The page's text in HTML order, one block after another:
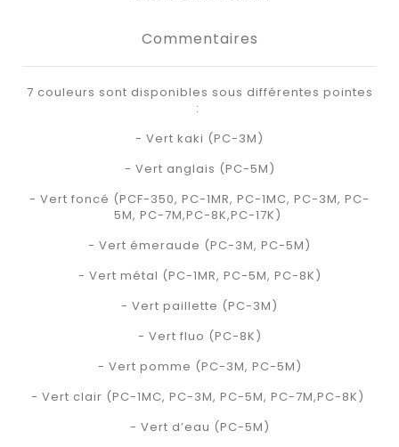
Commentaires
7 couleurs sont disponibles sous différentes pointes
:
- Vert kaki (PC-3M)
- Vert anglais (PC-5M)
- Vert foncé (PCF-350, PC-1MR, PC-1MC, PC-3M, PC-
5M, PC-7M,PC-8K,PC-17K)
- Vert émeraude (PC-3M, PC-5M)
- Vert métal (PC-1MR, PC-5M, PC-8K)
- Vert paillette (PC-3M)
- Vert fluo (PC-8K)
- Vert pomme (PC-3M, PC-5M)
- Vert clair (PC-1MC, PC-3M, PC-5M, PC-7M,PC-8K)
- Vert d’eau (PC-5M)